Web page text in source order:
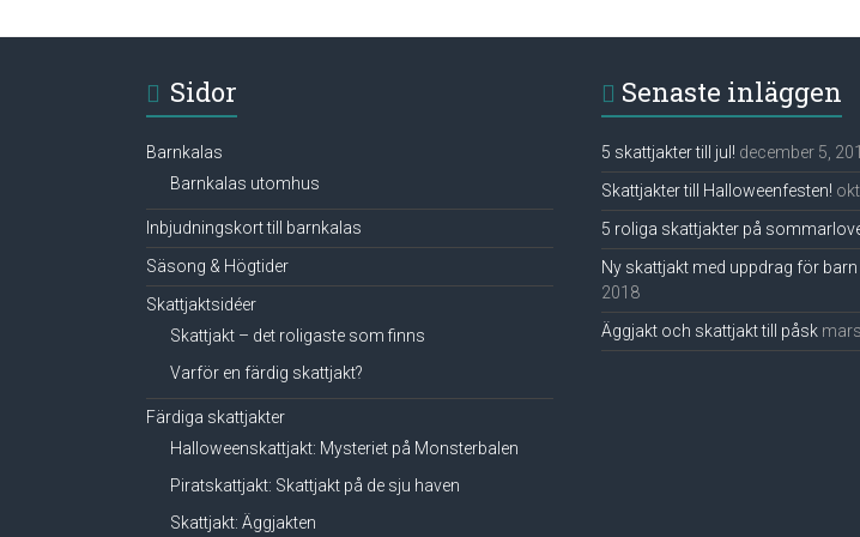
Sidor
Barnkalas
Barnkalas utomhus
Inbjudningskort till barnkalas
Säsong & Högtider
Skattjaktsidéer
Skattjakt – det roligaste som finns
Varför en färdig skattjakt?
Färdiga skattjakter
Halloweenskattjakt: Mysteriet på Monsterbalen
Piratskattjakt: Skattjakt på de sju haven
Skattjakt: Äggjakten
Senaste inläggen
5 skattjakter till jul! december 5,
Skattjakter till Halloweenfesten!
5 roliga skattjakter på
Ny skattjakt med uppdrag för
2018
Äggjakt och skattjakt till påsk